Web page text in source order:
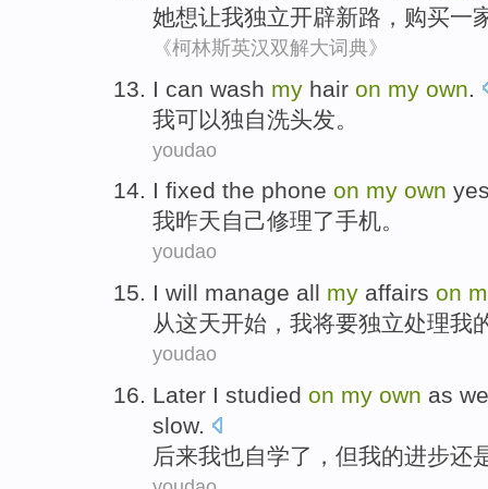
她想让我独立开辟新路， 购买一
《柯林斯英汉双解大词典》
I can wash my hair on my own
我可以独自洗头发 。
youdao
I fixed the phone on my own
我昨天自己修理了手机。
youdao
I will manage all my affairs on
从这天开始， 我将要独立处理我
youdao
Later I studied on my own as
slow.
后来我也自学了， 但我的进步还